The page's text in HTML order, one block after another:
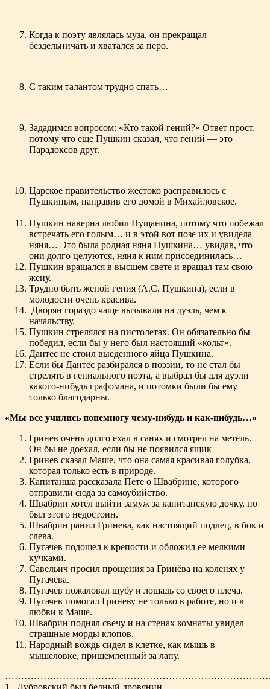
Когда к поэту являлась муза, он прекращал
бездельничать и хватался за перо.
С таким талантом трудно спать…
Зададимся вопросом: «Кто такой гений?» Ответ прост,
потому что еще Пушкин сказал, что гений — это
Парадоксов друг.
Царское правительство жестоко расправилось с
Пушкиным, направив его домой в Михайловское.
Пушкин наверна любил Пущанина, потому что побежал
встречать его голым… и в этой вот позе их и увидела
няня… Это была родная няня Пушкина… увидав, что
они долго целуются, няня к ним присоединилась…
Пушкин вращался в высшем свете и вращал там свою
жену.
Трудно быть женой гения (А.С. Пушкина), если в
молодости очень красива.
Дворян гораздо чаще вызывали на дуэль, чем к
начальству.
Пушкин стрелялся на пистолетах. Он обязательно бы
победил, если бы у него был настоящий «кольт».
Дантес не стоил выеденного яйца Пушкина.
Если бы Дантес разбирался в поэзии, то не стал бы
стрелять в гениального поэта, а выбрал бы для дуэли
какого-нибудь графомана, и потомки были бы ему
только благодарны.
«Мы все учились понемногу чему-нибудь и как-нибудь…»
Гринев очень долго ехал в санях и смотрел на метель.
Он бы не доехал, если бы не появился ящик
Гринев сказал Маше, что она самая красивая голубка,
которая только есть в природе.
Капитанша рассказала Пете о Швабрине, которого
отправили сюда за самоубийство.
Швабрин хотел выйти замуж за капитанскую дочку, но
был этого недостоин.
Швабрин ранил Гринева, как настоящий подлец, в бок и
слева.
Пугачев подошел к крепости и обложил ее мелкими
кучками.
Савельич просил прощения за Гринёва на коленях у
Пугачёва.
Пугачев пожаловал шубу и лошадь со своего плеча.
Пугачев помогал Гриневу не только в работе, но и в
любви к Маше.
Швабрин поднял свечу и на стенах комнаты увидел
страшные морды клопов.
Народный вождь сидел в клетке, как мышь в
мышеловке, прищемленный за лапу.